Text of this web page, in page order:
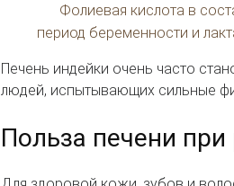
Фолиевая кислота в
период беременности и
Печень индейки очень часто
людей, испытывающих сильные
Польза печени